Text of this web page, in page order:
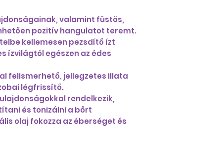
valamint füstös,
pozitív hangulatot teremt.
kellemesen pezsdítő ízt
ízvilágtól egészen az édes
felismerhető, jellegzetes illata
légfrissítő.
rendelkezik,
és tonizálni a bőrt
olaj fokozza az éberséget és